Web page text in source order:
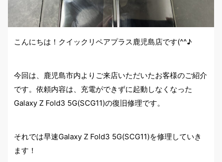
こんにちは！クイックリペアプラス鹿児島店です(^^♪
今回は、鹿児島市内よりご来店いただいたお客様のご紹介
です。依頼内容は、充電ができずに起動しなくなった
Galaxy Z Fold3 5G(SCG11)の復旧修理です。
それでは早速Galaxy Z Fold3 5G(SCG11)を修理していき
ます！